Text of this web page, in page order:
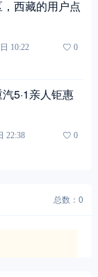
西藏的用户点
10:22
0
5·1亲人钜惠
22:38
0
总数：0